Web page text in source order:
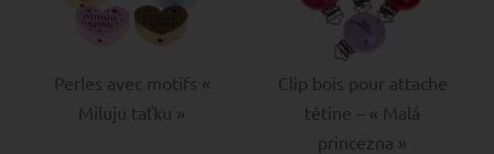
Perles avec motifs «
Miluju taťku »
Clip bois pour attache
tétine – « Malá
princezna »